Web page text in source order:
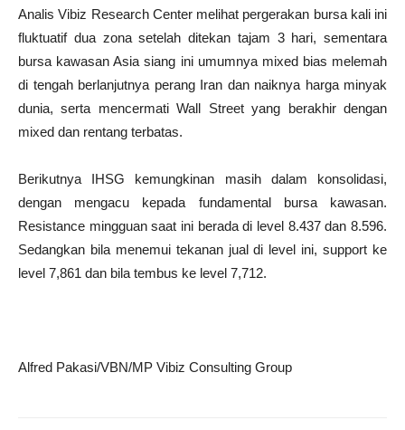
Analis Vibiz Research Center melihat pergerakan bursa kali ini
fluktuatif dua zona setelah ditekan tajam 3 hari, sementara
bursa kawasan Asia siang ini umumnya mixed bias melemah
di tengah berlanjutnya perang Iran dan naiknya harga minyak
dunia, serta mencermati Wall Street yang berakhir dengan
mixed dan rentang terbatas.
Berikutnya IHSG kemungkinan masih dalam konsolidasi,
dengan mengacu kepada fundamental bursa kawasan.
Resistance mingguan saat ini berada di level 8.437 dan 8.596.
Sedangkan bila menemui tekanan jual di level ini, support ke
level 7,861 dan bila tembus ke level 7,712.
Alfred Pakasi/VBN/MP Vibiz Consulting Group